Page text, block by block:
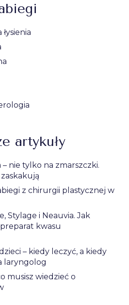
artykuły
nie tylko na zmarszczki.
z chirurgii plastycznej w
Stylage i Neauvia. Jak
kwasu
– kiedy leczyć, a kiedy
laryngolog
musisz wiedzieć o